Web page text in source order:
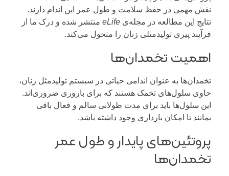
نقش مهمی در حفظ سلامت و طول عمر این اندام دارند.
نتایج این مطالعه در مجله‌ی eLife منتشر شده و درک ما از
فرآیند پیری تولیدمثلی زنان را متحول می‌کند.
اهمیت تخمدان‌ها
تخمدان‌ها به عنوان اندامی حیاتی در سیستم تولیدمثل زنان،
حاوی سلول‌های تخمک هستند که برای باروری ضروری‌اند.
این سلول‌ها باید برای مدت طولانی سالم و فعال باقی
بمانند تا امکان بارداری وجود داشته باشد.
پروتئین‌های پایدار و طول عمر
تخمدان‌ها